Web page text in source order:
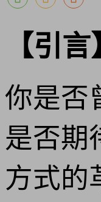
【引
你是否
是否期
方式的